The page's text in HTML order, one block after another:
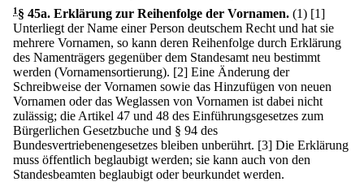
1 § 45a. Erklärung zur Reihenfolge der Vornamen. (1) [1]
Unterliegt der Name einer Person deutschem Recht und hat sie
mehrere Vornamen, so kann deren Reihenfolge durch Erklärung
des Namenträgers gegenüber dem Standesamt neu bestimmt
werden (Vornamensortierung). [2] Eine Änderung der
Schreibweise der Vornamen sowie das Hinzufügen von neuen
Vornamen oder das Weglassen von Vornamen ist dabei nicht
zulässig; die Artikel 47 und 48 des Einführungsgesetzes zum
Bürgerlichen Gesetzbuche und § 94 des
Bundesvertriebenengesetzes bleiben unberührt. [3] Die Erklärung
muss öffentlich beglaubigt werden; sie kann auch von den
Standesbeamten beglaubigt oder beurkundet werden.